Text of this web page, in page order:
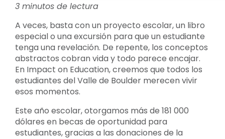
3 minutos de lectura
A veces, basta con un proyecto escolar, un libro
especial o una excursión para que un estudiante
tenga una revelación. De repente, los conceptos
abstractos cobran vida y todo parece encajar.
En Impact on Education, creemos que todos los
estudiantes del Valle de Boulder merecen vivir
esos momentos.
Este año escolar, otorgamos más de 181 000
dólares en becas de oportunidad para
estudiantes, gracias a las donaciones de la